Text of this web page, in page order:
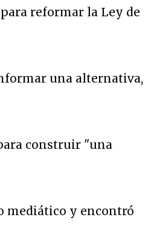
reformar la Ley de
una alternativa,
construir "una
mediático y encontró